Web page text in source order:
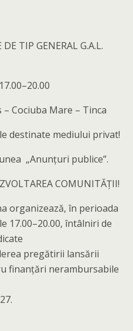
TIP GENERAL G.A.L.
– Cociuba Mare – Tinca
destinate mediului privat!
„Anunțuri publice”.
COMUNITĂȚII!
organizează, în perioada
17.00–20.00, întâlniri de
pregătirii lansării
finanțări nerambursabile